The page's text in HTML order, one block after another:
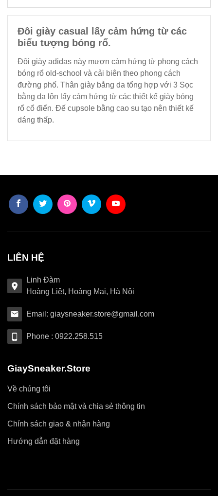
Đôi giày casual lấy cảm hứng từ các
biểu tượng bóng rổ.
Đôi giày adidas này mượn cảm hứng từ phong cách
bóng rổ old-school và cải biên theo phong cách
đường phố. Thân giày bằng da tổng hợp với 3 Sọc
bằng da lộn lấy cảm hứng từ các thiết kế giày bóng
rổ cổ điển. Đế cupsole bằng cao su tạo nên thiết kế
dáng thấp.
LIÊN HỆ
Linh Đàm
Hoàng Liệt, Hoàng Mai, Hà Nội
Email: giaysneaker.store@gmail.com
Phone : 0922.258.515
GiaySneaker.Store
Về chúng tôi
Chính sách bảo mật và chia sẻ thông tin
Chính sách giao & nhận hàng
Hướng dẫn đặt hàng